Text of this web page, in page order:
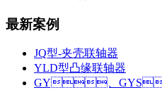
最新案例
JQ型-夹壳联轴器
YLD型凸缘联轴器
GY、